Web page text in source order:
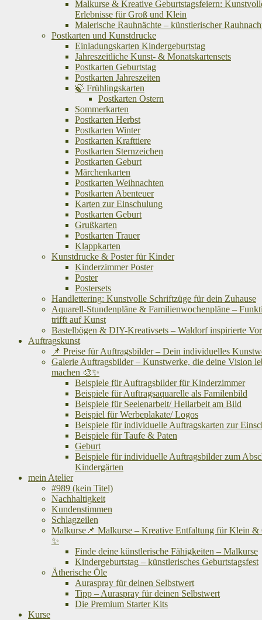
Malkurse & Kreative Geburtstagsfeiern:
Erlebnisse für Groß und Klein
Malerische Rauhnächte – künstlerischer
Postkarten und Kunstdrucke
Einladungskarten Kindergeburtstag
Jahreszeitliche Kunst- & Monatskartensets
Postkarten Geburtstag
Postkarten Jahreszeiten
🍃 Frühlingskarten
Postkarten Ostern
Sommerkarten
Postkarten Herbst
Postkarten Winter
Postkarten Krafttiere
Postkarten Sternzeichen
Postkarten Geburt
Märchenkarten
Postkarten Weihnachten
Postkarten Abenteuer
Karten zur Einschulung
Postkarten Geburt
Grußkarten
Postkarten Trauer
Klappkarten
Kunstdrucke & Poster für Kinder
Kinderzimmer Poster
Poster
Postersets
Handlettering: Kunstvolle Schriftzüge für dein Zuhause
Aquarell-Stundenpläne & Familienwochenpläne –
trifft auf Kunst
Bastelbögen & DIY-Kreativsets – Waldorf inspirierte
Auftragskunst
📌 Preise für Auftragsbilder – Dein individuelles
Galerie Auftragsbilder – Kunstwerke, die deine Vision
machen 🎨✨
Beispiele für Auftragsbilder für Kinderzimmer
Beispiele für Auftragsaquarelle als Familenbild
Beispiele für Seelenarbeit/ Heilarbeit am Bild
Beispiel für Werbeplakate/ Logos
Beispiele für individuelle Auftragskarten zur
Beispiele für Taufe & Paten
Geburt
Beispiele für individuelle Auftragsbilder zum
Kindergärten
mein Atelier
#989 (kein Titel)
Nachhaltigkeit
Kundenstimmen
Schlagzeilen
Malkurse📌 Malkurse – Kreative Entfaltung für Klein &
✨
Finde deine künstlerische Fähigkeiten – Malkurse
Kindergeburtstag – künstlerisches Geburtstagsfest
Ätherische Öle
Auraspray für deinen Selbstwert
Tipp – Auraspray für deinen Selbstwert
Die Premium Starter Kits
Kurse